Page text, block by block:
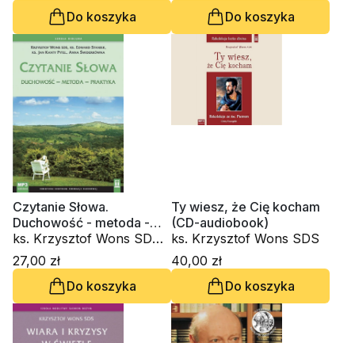
Do koszyka
Do koszyka
Czytanie Słowa.
Duchowość - metoda -
praktyka (CD-audiobook)
ks. Krzysztof Wons SDS,
ks. Edward Staniek, ks.
Jan Kanty Pytel, Anna
Świderkówna
27,00 zł
Do koszyka
Ty wiesz, że Cię kocham
(CD-audiobook)
ks. Krzysztof Wons SDS
40,00 zł
Do koszyka